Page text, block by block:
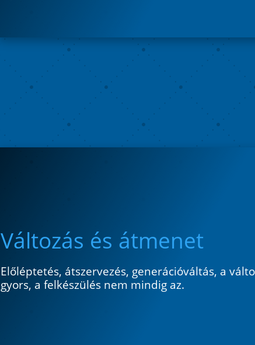
Változás és átmenet
Előléptetés, átszervezés, generációváltás, a
gyors, a felkészülés nem mindig az.